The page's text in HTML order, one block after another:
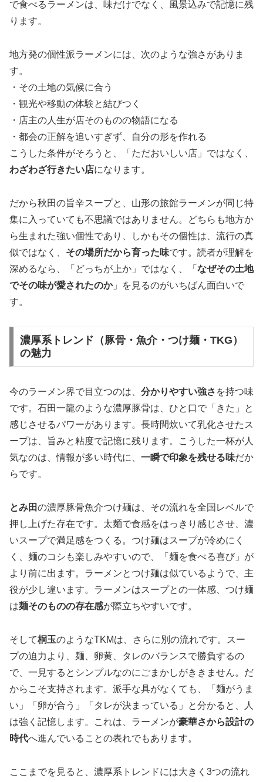
で食べるラーメンは、味だけでなく、風景込みで記憶に残
ります。
地方発の個性派ラーメンには、次のような強さがありま
す。
・その土地の気候に合う
・観光や移動の体験と結びつく
・店主の人生が店そのものの物語になる
・都会の正解を追いすぎず、自分の形を作れる
こうした条件がそろうと、「ただおいしい店」ではなく、
わざわざ行きたい店になります。
だから秋田の旨辛スープと、山形の旅館ラーメンが同じ特
集に入っていても不思議ではありません。どちらも地方か
ら生まれた強い個性であり、しかもその個性は、流行の真
似ではなく、 その場所だから育った味です。読者が理解を
深めるなら、「どっちが上か」ではなく、「 なぜその土地
でその味が愛されたのか」を見るのがいちばん面白いで
す。
濃厚系トレンド（豚骨・魚介・つけ麺・TKG）
の魅力
今のラーメン界で目立つのは、 分かりやすい強さ を持つ味
です。石田一龍のような濃厚豚骨は、ひと口で「きた」と
感じさせるパワーがあります。長時間炊いて乳化させたス
ープは、旨みと粘度で記憶に残ります。こうした一杯が人
気なのは、情報が多い時代に、 一瞬で印象を残せる味だか
らです。
とみ田の濃厚豚骨魚介つけ麺は、その流れを全国レベルで
押し上げた存在です。太麺で食感をはっきり感じさせ、濃
いスープで満足感をつくる。つけ麺はスープが冷めにく
く、麺のコシも楽しみやすいので、「麺を食べる喜び」が
より前に出ます。ラーメンとつけ麺は似ているようで、主
役が少し違います。ラーメンはスープとの一体感、つけ麺
は麺そのものの存在感が際立ちやすいです。
そして桐玉のようなTKMは、さらに別の流れです。スー
プの迫力より、麺、卵黄、タレのバランスで勝負するの
で、一見するとシンプルなのにごまかしがききません。だ
からこそ支持されます。派手な具がなくても、「麺がうま
い」「卵が合う」「タレが決まっている」と分かると、人
は強く記憶します。これは、ラーメンが豪華さから設計の
時代へ進んでいることの表れでもあります。
ここまでを見ると、濃厚系トレンドには大きく3つの流れ